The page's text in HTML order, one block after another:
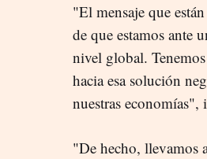
"El mensaje que
de que estamos ante
nivel global.
hacia esa solución
nuestras
"De hecho, llevamos